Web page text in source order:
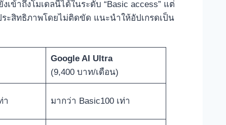
เข้าถึงโมเดลนี้ได้ในระดับ “Basic access” แต่
ะสิทธิภาพโดยไม่ติดขัด แนะนำให้อัปเกรดเป็น
Google AI Ultra
(9,400 บาท/เดือน)
า มากว่า Basic100 เท่า